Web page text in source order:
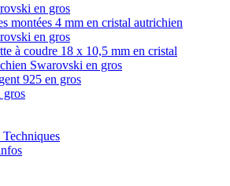
en gros
montées 4 mm en cristal autrichien
en gros
à coudre 18 x 10,5 mm en cristal
Swarovski en gros
925 en gros
gros